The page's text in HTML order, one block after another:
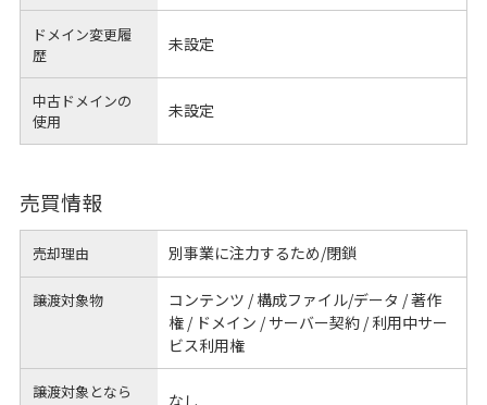
ドメイン変更履
歴
未設定
中古ドメインの
使用
未設定
売買情報
売却理由 別事業に注力するため/閉鎖
譲渡対象物
コンテンツ / 構成ファイル/データ / 著作
権 / ドメイン / サーバー契約 / 利用中サー
ビス利用権
譲渡対象となら